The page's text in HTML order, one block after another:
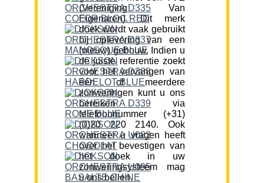
(Vereniging Van
Eigenaren). Dit merk
doek wordt vaak gebruikt
bij oplevering van een
(nieuw) gebouw. Indien u
de juiste referentie zoekt
voor het vervangen van
één of meerdere
zonweringen kunt u ons
bereiken via
telefoonnummer (+31)
(0)20 220 2140. Ook
wanneer u vragen heeft
over het bevestigen van
het doek in uw
zonweringsysteem mag
u ons bellen.